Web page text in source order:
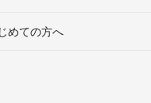
めての方へ